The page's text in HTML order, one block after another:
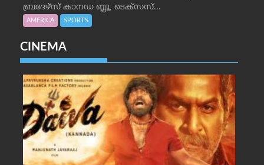
ബ്രദേഴ്‌സ് കാനഡ ബ്ലൂ, ടെക്‌സസ്...
AMERICA SPORTS
CINEMA